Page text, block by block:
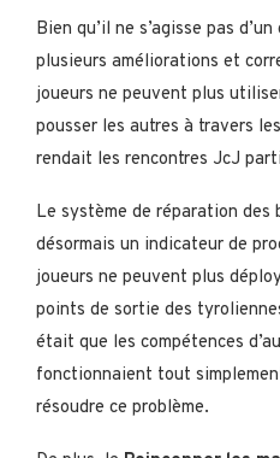
Bien qu’il ne s’agisse pas
plusieurs améliorations et
joueurs ne peuvent plus
pousser les autres à travers
rendait les rencontres JcJ
Le système de réparation des
désormais un indicateur de
joueurs ne peuvent plus
points de sortie des
était que les compétences
fonctionnaient tout
résoudre ce problème.